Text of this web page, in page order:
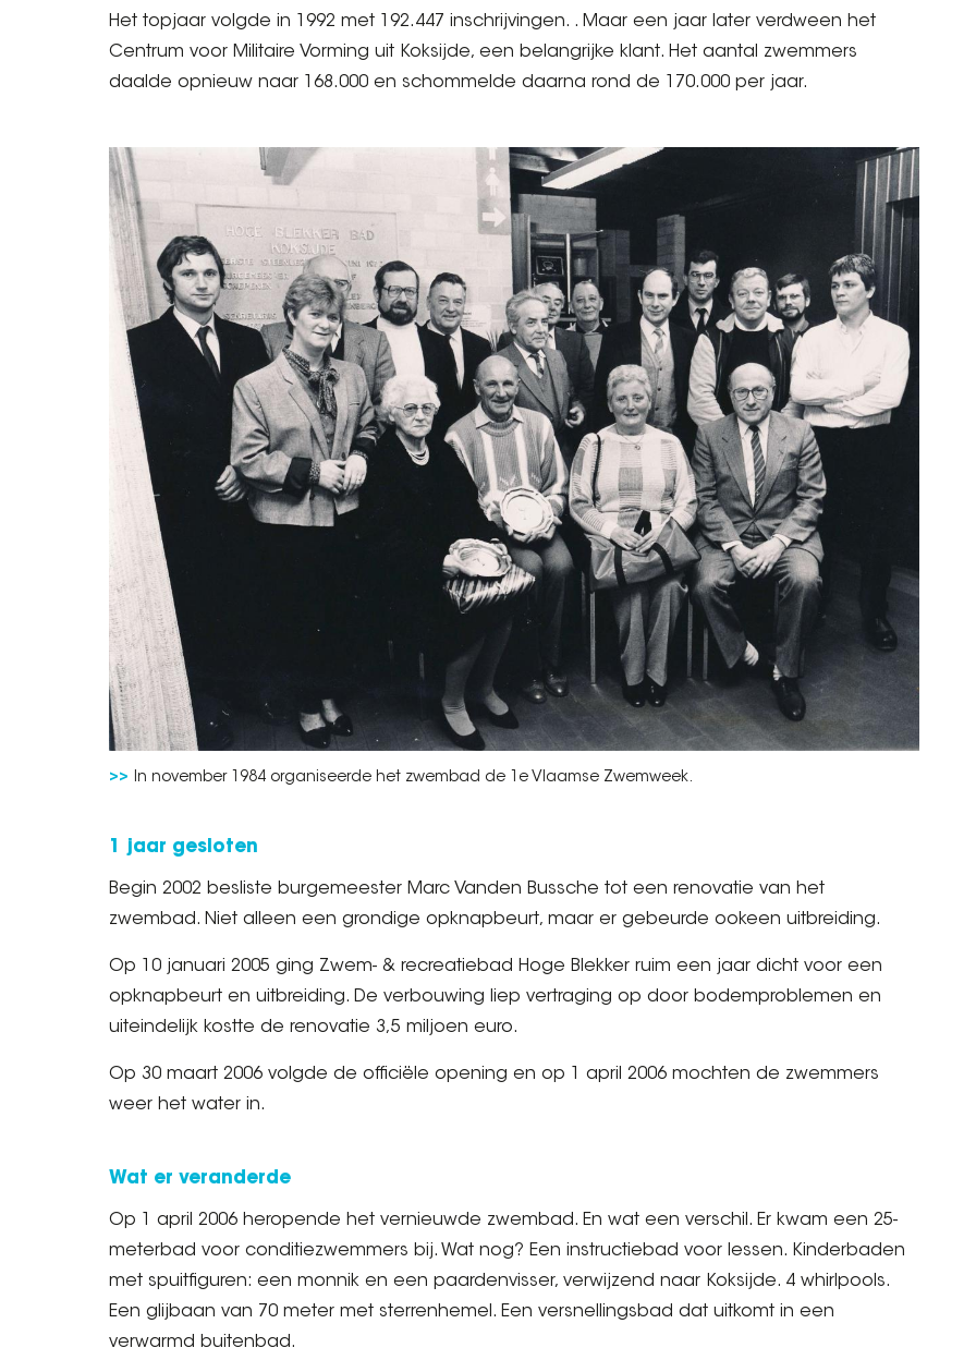
Het topjaar volgde in 1992 met 192.447 inschrijvingen. . Maar een jaar later verdween het
Centrum voor Militaire Vorming uit Koksijde, een belangrijke klant. Het aantal zwemmers
daalde opnieuw naar 168.000 en schommelde daarna rond de 170.000 per jaar.
In november 1984 organiseerde het zwembad de 1e Vlaamse Zwemweek.
1 jaar gesloten
Begin 2002 besliste burgemeester Marc Vanden Bussche tot een renovatie van het
zwembad. Niet alleen een grondige opknapbeurt, maar er gebeurde ookeen uitbreiding.
Op 10 januari 2005 ging Zwem- & recreatiebad Hoge Blekker ruim een jaar dicht voor een
opknapbeurt en uitbreiding. De verbouwing liep vertraging op door bodemproblemen en
uiteindelijk kostte de renovatie 3,5 miljoen euro.
Op 30 maart 2006 volgde de officiële opening en op 1 april 2006 mochten de zwemmers
weer het water in.
Wat er veranderde
Op 1 april 2006 heropende het vernieuwde zwembad. En wat een verschil. Er kwam een 25-
meterbad voor conditiezwemmers bij. Wat nog? Een instructiebad voor lessen. Kinderbaden
met spuitfiguren: een monnik en een paardenvisser, verwijzend naar Koksijde. 4 whirlpools.
Een glijbaan van 70 meter met sterrenhemel. Een versnellingsbad dat uitkomt in een
verwarmd buitenbad.